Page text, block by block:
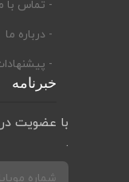
- تماس با
- درباره ما
-
خبرنامه
با عضویت در
.